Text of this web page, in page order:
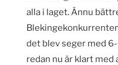
alla i laget. Ännu
det blev seger med
redan nu är klart med